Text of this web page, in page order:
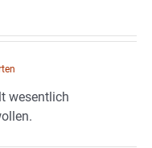
wesentlich